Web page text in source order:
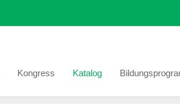
Kongress Katalog